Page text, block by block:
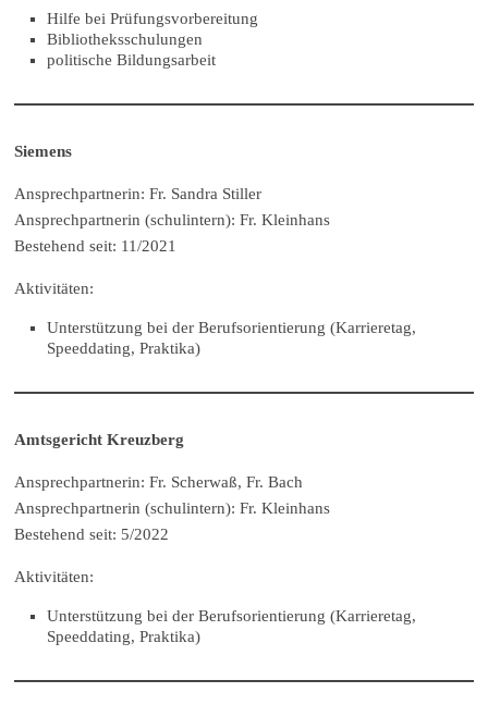
Hilfe bei Prüfungsvorbereitung
Bibliotheksschulungen
politische Bildungsarbeit
Siemens
Ansprechpartnerin: Fr. Sandra Stiller
Ansprechpartnerin (schulintern): Fr. Kleinhans
Bestehend seit: 11/2021
Aktivitäten:
Unterstützung bei der Berufsorientierung (Karrieretag,
Speeddating, Praktika)
Amtsgericht Kreuzberg
Ansprechpartnerin: Fr. Scherwaß, Fr. Bach
Ansprechpartnerin (schulintern): Fr. Kleinhans
Bestehend seit: 5/2022
Aktivitäten:
Unterstützung bei der Berufsorientierung (Karrieretag,
Speeddating, Praktika)